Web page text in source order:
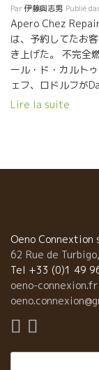
Par伊藤與志男 Publié
Apero Chez
は、予約してたお
き上げた。 不完全
ール・ド・カルト
ェフ、ロドルフが
ャンとは家族の様
てしまった。 ビア
夕食とのこと。 ボ
野シェフ、また来
動くとエネルギー
る。料理も店も変
Lire la suite
Oeno Connextion
62 Rue de
Tel +33 (0)1 49
oeno-connexion.fr